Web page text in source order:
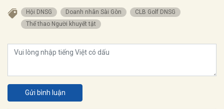
Hội DNSG Doanh nhân Sài Gòn
CLB Golf DNSG
Thể thao Người khuyết tật
Gửi bình luận